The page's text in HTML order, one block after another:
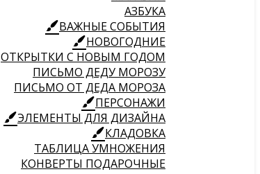
АЗБУКА
ВАЖНЫЕ СОБЫТИЯ
НОВОГОДНИЕ
ОТКРЫТКИ С НОВЫМ ГОДОМ
ПИСЬМО ДЕДУ МОРОЗУ
ПИСЬМО ОТ ДЕДА МОРОЗА
ПЕРСОНАЖИ
ЭЛЕМЕНТЫ ДЛЯ ДИЗАЙНА
КЛАДОВКА
ТАБЛИЦА УМНОЖЕНИЯ
КОНВЕРТЫ ПОДАРОЧНЫЕ